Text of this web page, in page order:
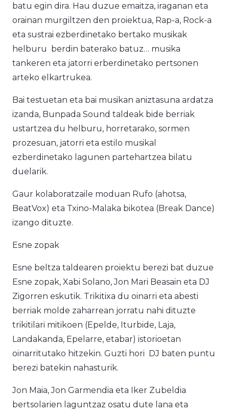
batu egin dira. Hau duzue emaitza, iraganan eta
orainan murgiltzen den proiektua, Rap-a, Rock-a
eta sustrai ezberdinetako bertako musikak
helburu berdin baterako batuz… musika
tankeren eta jatorri erberdinetako pertsonen
arteko elkartrukea.
Bai testuetan eta bai musikan aniztasuna ardatza
izanda, Bunpada Sound taldeak bide berriak
ustartzea du helburu, horretarako, sormen
prozesuan, jatorri eta estilo musikal
ezberdinetako lagunen partehartzea bilatu
duelarik.
Gaur kolaboratzaile moduan Rufo (ahotsa,
BeatVox) eta Txino-Malaka bikotea (Break Dance)
izango dituzte.
Esne zopak
Esne beltza taldearen proiektu berezi bat duzue
Esne zopak, Xabi Solano, Jon Mari Beasain eta DJ
Zigorren eskutik. Trikitixa du oinarri eta abesti
berriak molde zaharrean jorratu nahi dituzte
trikitilari mitikoen (Epelde, Iturbide, Laja,
Landakanda, Epelarre, etabar) istorioetan
oinarritutako hitzekin. Guzti hori DJ baten puntu
berezi batekin nahasturik.
Jon Maia, Jon Garmendia eta Iker Zubeldia
bertsolarien laguntzaz osatu dute lana eta